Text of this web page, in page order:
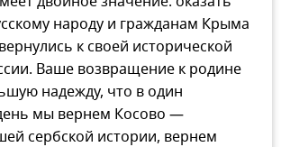
народу и гражданам Крыма
к своей исторической
Ваше возвращение к родине
надежду, что в один
мы вернем Косово —
сербской истории, вернем